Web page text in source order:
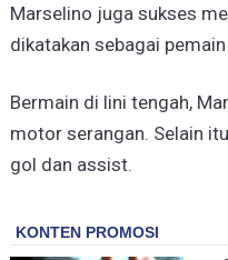
Marselino juga sukses
dikatakan sebagai
Bermain di lini tengah,
motor serangan. Selain
gol dan assist.